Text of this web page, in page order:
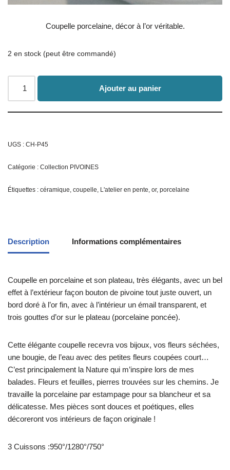
Coupelle porcelaine, décor à l’or véritable.
2 en stock (peut être commandé)
Ajouter au panier
UGS : CH-P45
Catégorie : Collection PIVOINES
Étiquettes : céramique coupelle L'atelier en pente or, porcelaine
Description Informations complémentaires
Coupelle en porcelaine et son plateau, très élégants, avec un bel
effet à l’extérieur façon bouton de pivoine tout juste ouvert, un
bord doré à l’or fin, avec à l’intérieur un émail transparent, et
trois gouttes d’or sur le plateau (porcelaine poncée).
Cette élégante coupelle recevra vos bijoux, vos fleurs séchées,
une bougie, de l’eau avec des petites fleurs coupées court…
C’est principalement la Nature qui m’inspire lors de mes
balades. Fleurs et feuilles, pierres trouvées sur les chemins. Je
travaille la porcelaine par estampage pour sa blancheur et sa
délicatesse. Mes pièces sont douces et poétiques, elles
décoreront vos intérieurs de façon originale !
3 Cuissons :950°/1280°/750°